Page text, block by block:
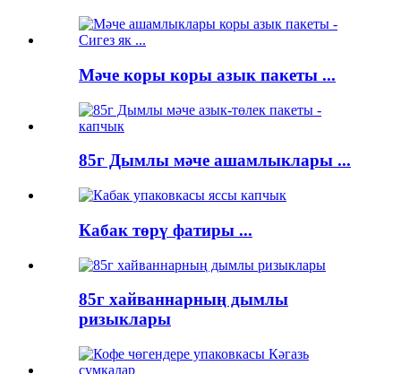
Мәче коры коры азык пакеты ...
85г Дымлы мәче ашамлыклары ...
Кабак төрү фатиры ...
85г хайваннарның дымлы
ризыклары